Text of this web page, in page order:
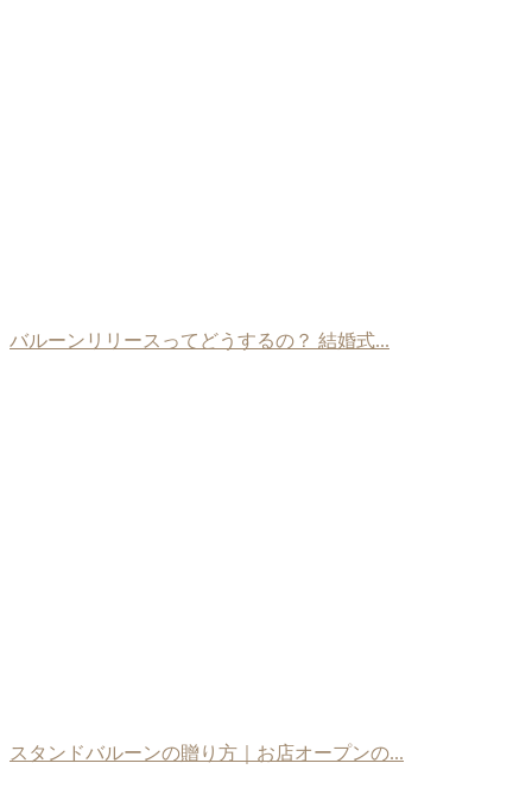
バルーンリリースってどうするの？ 結婚式...
スタンドバルーンの贈り方｜お店オープンの...